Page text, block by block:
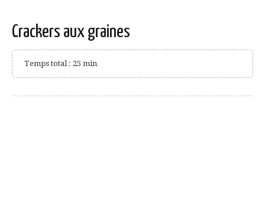
Crackers aux graines
Temps total : 25 min